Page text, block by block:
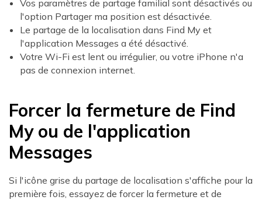
Vos paramètres de partage familial sont désactivés ou
l'option Partager ma position est désactivée.
Le partage de la localisation dans Find My et
l'application Messages a été désactivé.
Votre Wi-Fi est lent ou irrégulier, ou votre iPhone n'a
pas de connexion internet.
Forcer la fermeture de Find
My ou de l'application
Messages
Si l'icône grise du partage de localisation s'affiche pour la
première fois, essayez de forcer la fermeture et de